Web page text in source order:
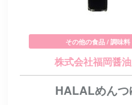
その他の食品 / 調味料
株式会社福岡醤
HALALめんつ